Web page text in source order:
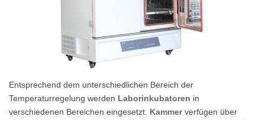
Entsprechend dem unterschiedlichen Bereich der
Temperaturregelung werden Laborinkubatoren in
verschiedenen Bereichen eingesetzt. Kammerverfügen über